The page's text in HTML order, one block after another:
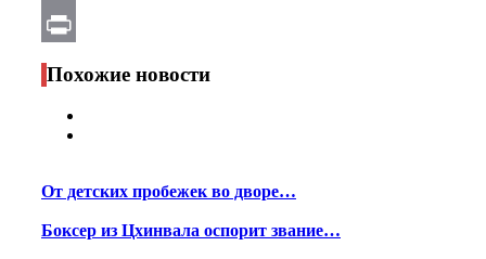
Email
Print
Похожие новости
От детских пробежек во дворе…
Боксер из Цхинвала оспорит звание…